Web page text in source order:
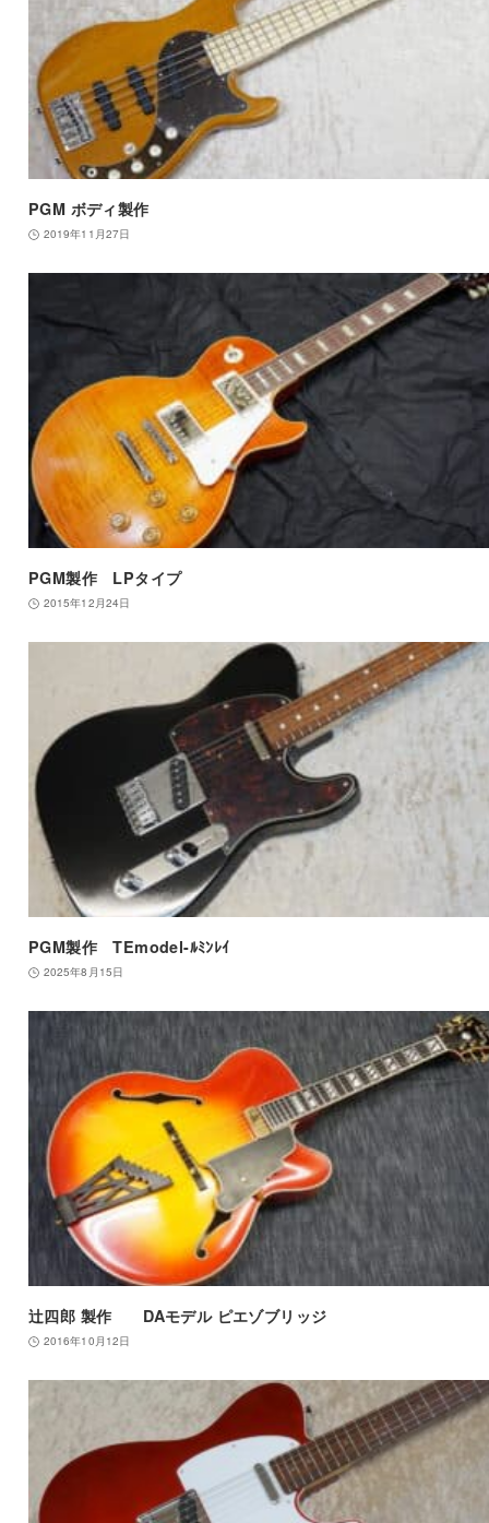
PGM ボディ製作
2019年11月27日
PGM製作 LPタイプ
2015年12月24日
PGM製作 TEmodel-ﾙﾐﾝﾚｲ
2025年8月15日
辻四郎 製作 DAモデル ピエゾブリッジ
2016年10月12日